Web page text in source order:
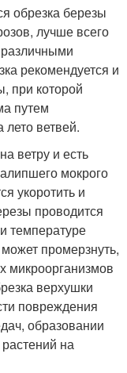
обрезка березы
лучше всего
рекомендуется и
при которой
путем
ветвей.
ветру и есть
мокрого
укоротить и
проводится
температуре
промерзнуть,
микроорганизмов
верхушки
повреждения
образовании
на